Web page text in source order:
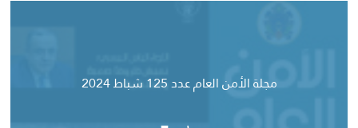
مجلة الأمن العام عدد 125 شباط 2024